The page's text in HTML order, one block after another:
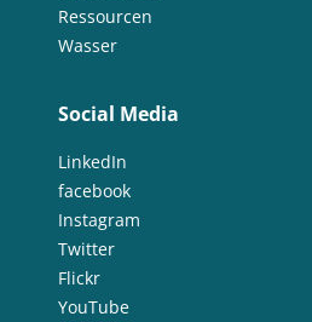
Ressourcen
Wasser
Social Media
LinkedIn
facebook
Instagram
Twitter
Flickr
YouTube